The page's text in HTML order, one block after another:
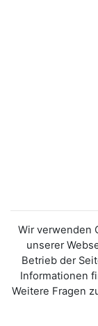
Wir verwenden
unserer
Betrieb der
Informationen
Weitere Fragen